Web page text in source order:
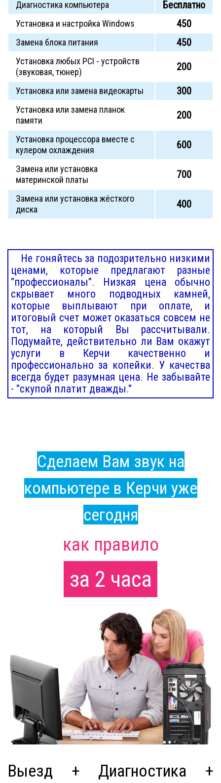
Диагностика компьютера Бесплатно
Установка и настройка Windows 450
Замена блока питания 450
Установка любых PCI - устройств
(звуковая, тюнер)
200
Установка или замена видеокарты 300
Установка или замена планок
памяти
200
Установка процессора вместе с
кулером охлаждения
600
Замена или установка
материнской платы
700
Замена или установка жёсткого
диска
400
Не гоняйтесь за подозрительно низкими
ценами, которые предлагают разные
"профессионалы". Низкая цена обычно
скрывает много подводных камней,
которые выплывают при оплате, и
итоговый счет может оказаться совсем не
тот, на который Вы рассчитывали.
Подумайте, действительно ли Вам окажут
услуги в Керчи качественно и
профессионально за копейки. У качества
всегда будет разумная цена. Не забывайте
- "скупой платит дважды."
Сделаем Вам звук на
компьютере в Керчи уже
сегодня
как правило
за 2 часа
Выезд + Диагностика +